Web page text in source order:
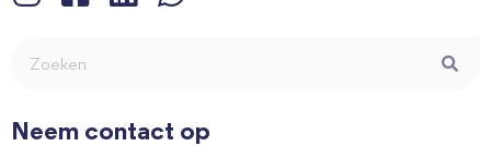
Neem contact op